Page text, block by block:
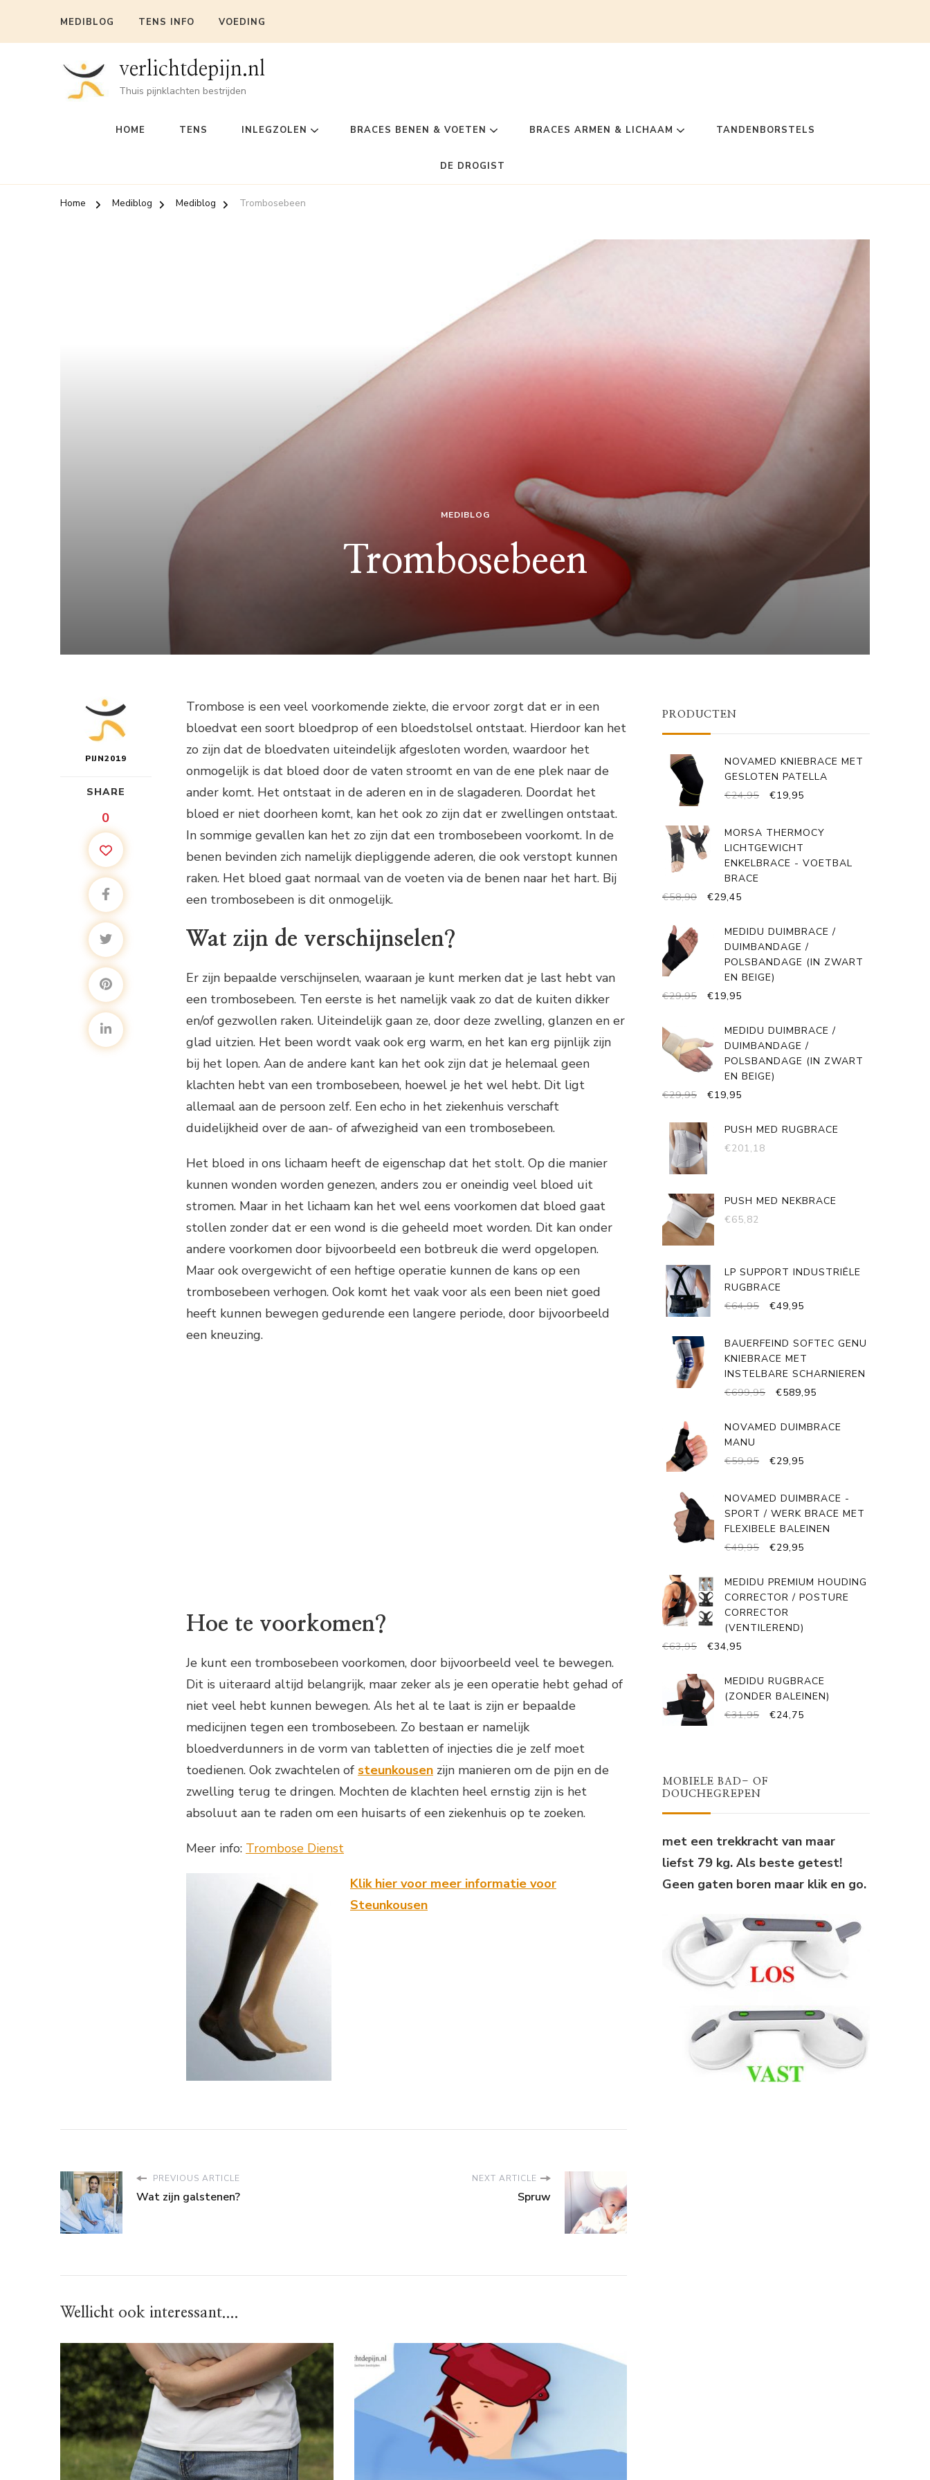
MEDIBLOG TENS INFO VOEDING
verlichtdepijn.nl
Thuis pijnklachten bestrijden
HOME TENS INLEGZOLEN BRACES BENEN & VOETEN BRACES ARMEN & LICHAAM TANDENBORSTELS
DE DROGIST
Home Mediblog Mediblog Trombosebeen
MEDIBLOG
Trombosebeen
PIJN2019
SHARE
0
Trombose is een veel voorkomende ziekte, die ervoor zorgt dat er in een
bloedvat een soort bloedprop of een bloedstolsel ontstaat. Hierdoor kan het
zo zijn dat de bloedvaten uiteindelijk afgesloten worden, waardoor het
onmogelijk is dat bloed door de vaten stroomt en van de ene plek naar de
ander komt. Het ontstaat in de aderen en in de slagaderen. Doordat het
bloed er niet doorheen komt, kan het ook zo zijn dat er zwellingen ontstaat.
In sommige gevallen kan het zo zijn dat een trombosebeen voorkomt. In de
benen bevinden zich namelijk diepliggende aderen, die ook verstopt kunnen
raken. Het bloed gaat normaal van de voeten via de benen naar het hart. Bij
een trombosebeen is dit onmogelijk.
Wat zijn de verschijnselen?
Er zijn bepaalde verschijnselen, waaraan je kunt merken dat je last hebt van
een trombosebeen. Ten eerste is het namelijk vaak zo dat de kuiten dikker
en/of gezwollen raken. Uiteindelijk gaan ze, door deze zwelling, glanzen en er
glad uitzien. Het been wordt vaak ook erg warm, en het kan erg pijnlijk zijn
bij het lopen. Aan de andere kant kan het ook zijn dat je helemaal geen
klachten hebt van een trombosebeen, hoewel je het wel hebt. Dit ligt
allemaal aan de persoon zelf. Een echo in het ziekenhuis verschaft
duidelijkheid over de aan- of afwezigheid van een trombosebeen.
Het bloed in ons lichaam heeft de eigenschap dat het stolt. Op die manier
kunnen wonden worden genezen, anders zou er oneindig veel bloed uit
stromen. Maar in het lichaam kan het wel eens voorkomen dat bloed gaat
stollen zonder dat er een wond is die geheeld moet worden. Dit kan onder
andere voorkomen door bijvoorbeeld een botbreuk die werd opgelopen.
Maar ook overgewicht of een heftige operatie kunnen de kans op een
trombosebeen verhogen. Ook komt het vaak voor als een been niet goed
heeft kunnen bewegen gedurende een langere periode, door bijvoorbeeld
een kneuzing.
Hoe te voorkomen?
Je kunt een trombosebeen voorkomen, door bijvoorbeeld veel te bewegen.
Dit is uiteraard altijd belangrijk, maar zeker als je een operatie hebt gehad of
niet veel hebt kunnen bewegen. Als het al te laat is zijn er bepaalde
medicijnen tegen een trombosebeen. Zo bestaan er namelijk
bloedverdunners in de vorm van tabletten of injecties die je zelf moet
toedienen. Ook zwachtelen of steunkousen zijn manieren om de pijn en de
zwelling terug te dringen. Mochten de klachten heel ernstig zijn is het
absoluut aan te raden om een huisarts of een ziekenhuis op te zoeken.
Meer info: Trombose Dienst
Klik hier voor meer informatie voor
Steunkousen
PREVIOUS ARTICLE
Wat zijn galstenen?
NEXT ARTICLE
Spruw
Wellicht ook interessant....
PRODUCTEN
NOVAMED KNIEBRACE MET
GESLOTEN PATELLA
€24,95
OORSPRONKELIJKE
€24,95.
€19,95
€19,95.
MORSA THERMOCY
LICHTGEWICHT
ENKELBRACE - VOETBAL
BRACE
€58,90
OORSPRONKELIJKE
WAS:
€58,90.
€29,45
IS:
€29,45.
MEDIDU DUIMBRACE /
DUIMBANDAGE /
POLSBANDAGE (IN ZWART
EN BEIGE)
€29,95
OORSPRONKELIJKE
WAS:
€29,95.
€19,95
IS:
€19,95.
MEDIDU DUIMBRACE /
DUIMBANDAGE /
POLSBANDAGE (IN ZWART
EN BEIGE)
€29,95
OORSPRONKELIJKE
WAS:
€29,95.
€19,95
IS:
PUSH MED RUGBRACE
€201,18
PUSH MED NEKBRACE
€65,82
LP SUPPORT INDUSTRIËLE
RUGBRACE
€64,95
OORSPRONKELIJKE
€64,95.
€49,95
€49,95.
BAUERFEIND SOFTEC GENU
KNIEBRACE MET
INSTELBARE SCHARNIEREN
€699,95
OORSPRONKELIJKE
WAS:
€589,95
IS:
NOVAMED DUIMBRACE
MANU
€59,95
OORSPRONKELIJKE
€59,95.
€29,95
€29,95.
NOVAMED DUIMBRACE -
SPORT / WERK BRACE MET
FLEXIBELE BALEINEN
€49,95
OORSPRONKELIJKE
WAS:
€49,95.
€29,95
IS:
€29,95.
MEDIDU PREMIUM HOUDING
CORRECTOR / POSTURE
CORRECTOR
(VENTILEREND)
€63,95
OORSPRONKELIJKE
WAS:
€63,95.
€34,95
IS:
€34,95.
MEDIDU RUGBRACE
(ZONDER BALEINEN)
€31,95
OORSPRONKELIJKE
€24,75
MOBIELE BAD- OF
DOUCHEGREPEN
met een trekkracht van maar
liefst 79 kg. Als beste getest!
Geen gaten boren maar klik en go.